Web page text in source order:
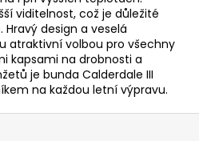
viditelnost, což je důležité
design a veselá
atraktivní volbou pro všechny
kapsami na drobnosti a
je bunda Calderdale III
na každou letní výpravu.